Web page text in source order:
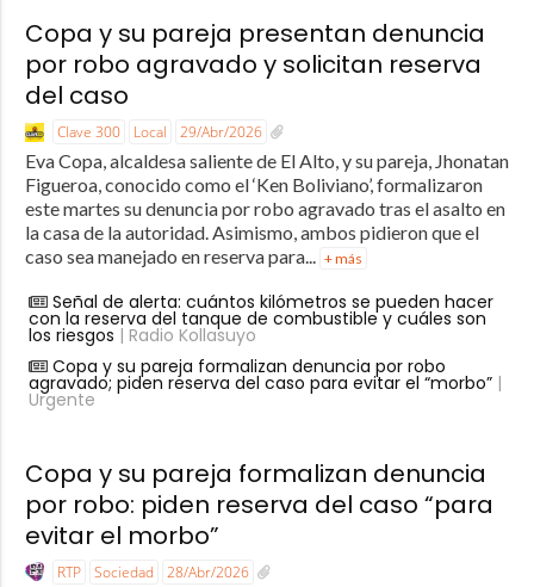
Copa y su pareja presentan denuncia
por robo agravado y solicitan reserva
del caso
Clave 300 Local 29/Abr/2026
Eva Copa, alcaldesa saliente de El Alto, y su pareja, Jhonatan
Figueroa, conocido como el ‘Ken Boliviano’, formalizaron
este martes su denuncia por robo agravado tras el asalto en
la casa de la autoridad. Asimismo, ambos pidieron que el
caso sea manejado en reserva para...
+ más
Señal de alerta: cuántos kilómetros se pueden hacer
con la reserva del tanque de combustible y cuáles son
los riesgos | Radio Kollasuyo
Copa y su pareja formalizan denuncia por robo
agravado; piden reserva del caso para evitar el “morbo”|
Urgente
Copa y su pareja formalizan denuncia
por robo: piden reserva del caso “para
evitar el morbo”
RTP Sociedad 28/Abr/2026